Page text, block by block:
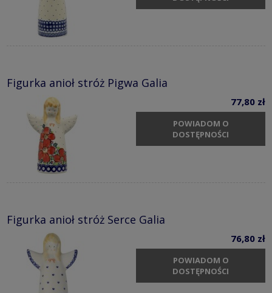
Figurka anioł stróż Pigwa Galia
77,80 zł
POWIADOM O
DOSTĘPNOŚCI
Figurka anioł stróż Serce Galia
76,80 zł
POWIADOM O
DOSTĘPNOŚCI